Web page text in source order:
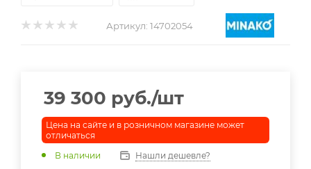
Артикул: 14702054
39 300 руб./шт
Цена на сайте и в розничном магазине может
отличаться
В наличии
Нашли дешевле?